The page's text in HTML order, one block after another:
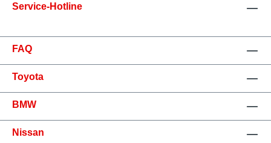
Service-Hotline
FAQ
Toyota
BMW
Nissan